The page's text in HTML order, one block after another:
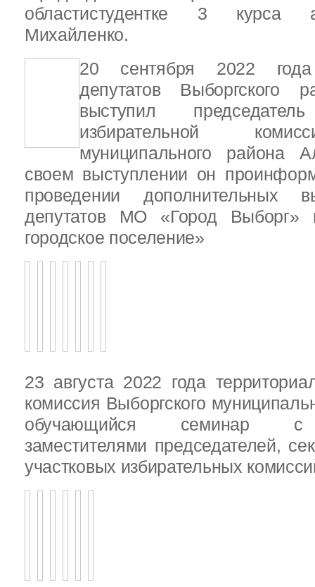
областистудентке 3 курса
Михайленко.
20 сентября 2022
депутатов Выборгского
выступил
избирательной
муниципального района
своем выступлении он
проведении дополнительных
депутатов МО «Город
городское поселение»
23 августа 2022 года
комиссия Выборгского
обучающийся семинар с
заместителями председателей,
участковых избирательных